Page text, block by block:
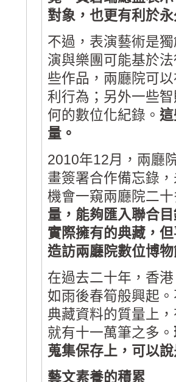
對象，也更有利於
不過，表演藝術是
演與樂團可能基於
些作品，兩廳院可
利行為；另外一些
何的數位化紀錄。
量。
2010年12月，兩廳
畫簽署合作備忘錄
機會一窺兩廳院二
量，能夠匯入聯合
實際擁有的典藏，
造訪兩廳院數位博
在過去二十年，香
如雨後春筍般興起
典藏資料的質量上
就有十一萬筆之多。
蒐集保存上，可以
藝文素養的積累